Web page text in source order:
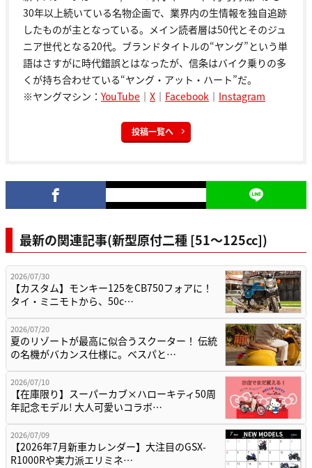
30年以上続いている名物企画で、業界内の生情報を独自追跡
したものが主となっている。メイン読者層は50代とそのジュ
ニア世代となる20代。ブランドタイトルの“ヤング”という単
語はさすがに時代錯誤とはなったが、信条はバイク乗りの多
くが持ち合わせている“ヤング・アット・ハート”だ。
※ヤングマシン： YouTube ｜ X ｜ Facebook ｜ Instagram
投稿一覧へ
最新の関連記事(新型原付二種 [51〜125cc])
2026/07/30
【カスタム】モンキー125をCB750フォアに！
タイ・ミニモトから、50c…
2026/07/20
夏のリゾートが最高に似合うスクーター！ 伝統
の名機がバカンス仕様に。ベスパと…
2026/07/10
【在庫限り】スーパーカブ×ハローキティ50周
年記念モデル! 大人可愛いコラボ…
2026/07/09
【2026年7月新車カレンダー】大注目のGSX-
R1000Rや実力派エリミネ…